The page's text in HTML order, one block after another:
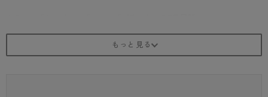
使いやすいシンプルなデザイン。